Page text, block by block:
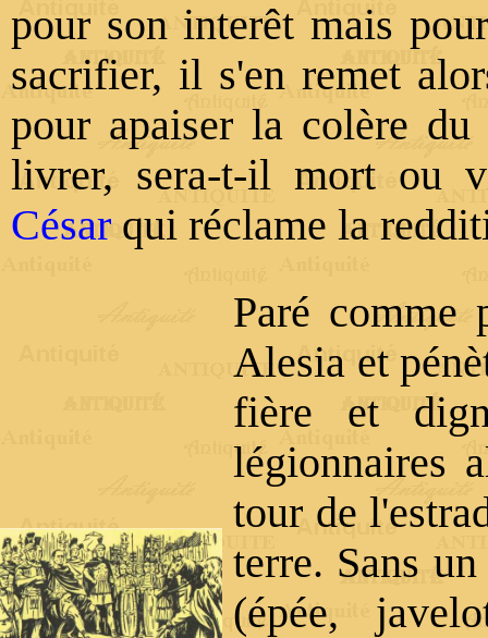
pour son interêt mais
sacrifier, il s'en remet
pour apaiser la colère
livrer, sera-t-il mort ou
César qui réclame la
Paré comme
Alesia et
fière et
légionnaires
tour de
terre. Sans
(épée,